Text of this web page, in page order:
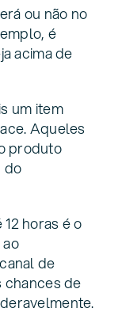
ou não no
é
acima de
um item
Aqueles
produto
do
horas é o
de
chances de